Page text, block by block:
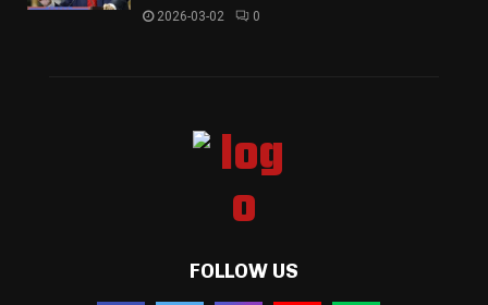
2026-03-02 0
FOLLOW US